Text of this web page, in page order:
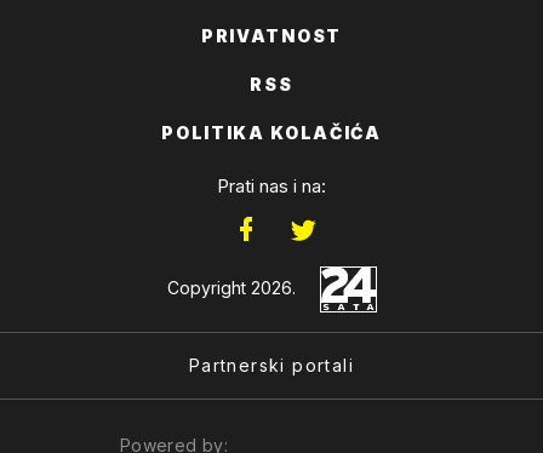
PRIVATNOST
RSS
POLITIKA KOLAČIĆA
Prati nas i na:
Copyright 2026.
Partnerski portali
Powered by: